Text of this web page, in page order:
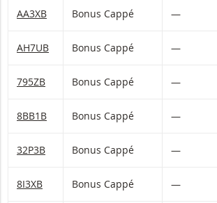
AA3XB Bonus Cappé —
AH7UB Bonus Cappé —
795ZB Bonus Cappé —
8BB1B Bonus Cappé —
32P3B Bonus Cappé —
8I3XB Bonus Cappé —